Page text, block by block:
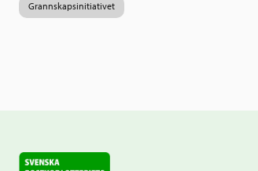
Grannskapsinitiativet